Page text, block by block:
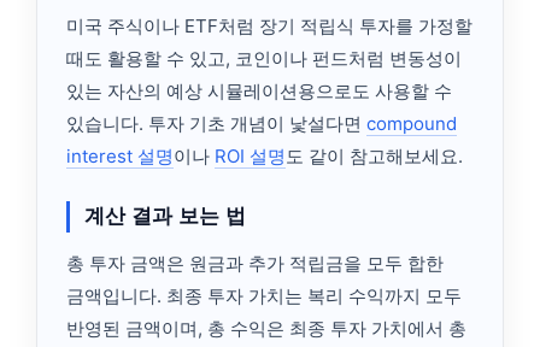
미국 주식이나 ETF처럼 장기 적립식 투자를 가정할
때도 활용할 수 있고, 코인이나 펀드처럼 변동성이
있는 자산의 예상 시뮬레이션용으로도 사용할 수
있습니다. 투자 기초 개념이 낯설다면 compound
interest 설명이나 ROI 설명도 같이 참고해보세요.
계산 결과 보는 법
총 투자 금액은 원금과 추가 적립금을 모두 합한
금액입니다. 최종 투자 가치는 복리 수익까지 모두
반영된 금액이며, 총 수익은 최종 투자 가치에서 총